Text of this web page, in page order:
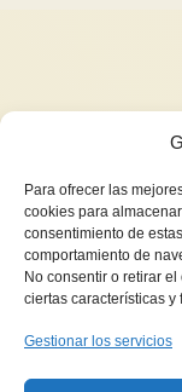
Para ofrecer las
cookies para
consentimiento de
comportamiento de
No consentir o retirar
ciertas características y
Gestionar los servicios